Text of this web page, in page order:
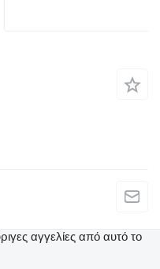
αγγελίες από αυτό το